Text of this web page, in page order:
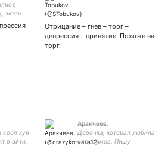
актер
Отрицание – гнев – торг –
депрессия – принятие. Похоже на
торг.
себя хуй
в айти.
Аракчеев.
Девочка, которая любила
опоссумов. Пишу